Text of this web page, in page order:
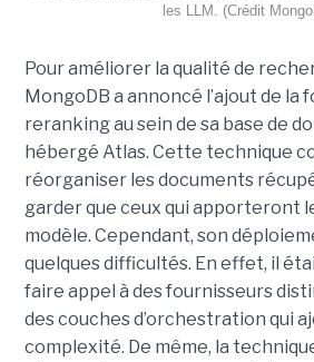
les LLM. (Crédit
Pour améliorer la qualité de
MongoDB a annoncé l’ajout de la
reranking au sein de sa base de
hébergé Atlas. Cette technique
réorganiser les documents
garder que ceux qui apporteront
modèle. Cependant, son
quelques difficultés. En effet, il
faire appel à des fournisseurs
des couches d’orchestration qui
complexité. De même, la